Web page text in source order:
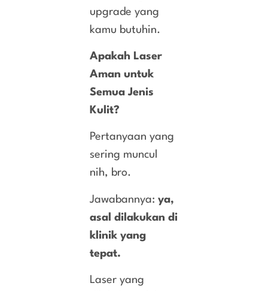
upgrade yang
kamu butuhin.
Apakah Laser
Aman untuk
Semua Jenis
Kulit?
Pertanyaan yang
sering muncul
nih, bro.
Jawabannya: ya,
asal dilakukan di
klinik yang
tepat.
Laser yang